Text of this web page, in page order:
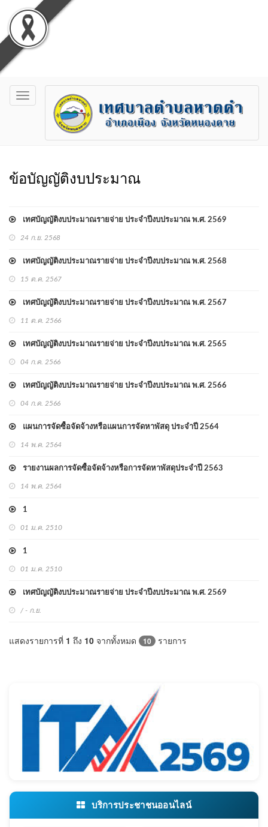
Toggle
navigation
ข้อบัญญัติงบประมาณ
เทศบัญญัติงบประมาณรายจ่าย ประจำปีงบประมาณ พ.ศ. 2569
24 ก.ย. 2568
เทศบัญญัติงบประมาณรายจ่าย ประจำปีงบประมาณ พ.ศ. 2568
15 ต.ค. 2567
เทศบัญญัติงบประมาณรายจ่าย ประจำปีงบประมาณ พ.ศ. 2567
11 ต.ค. 2566
เทศบัญญัติงบประมาณรายจ่าย ประจำปีงบประมาณ พ.ศ. 2565
04 ก.ค. 2566
เทศบัญญัติงบประมาณรายจ่าย ประจำปีงบประมาณ พ.ศ. 2566
04 ก.ค. 2566
แผนการจัดซื้อจัดจ้างหรือแผนการจัดหาพัสดุ ประจำปี 2564
14 พ.ค. 2564
รายงานผลการจัดซื้อจัดจ้างหรือการจัดหาพัสดุประจำปี 2563
14 พ.ค. 2564
1
01 ม.ค. 2510
1
01 ม.ค. 2510
เทศบัญญัติงบประมาณรายจ่าย ประจำปีงบประมาณ พ.ศ. 2569
/ - ก.ย.
แสดงรายการที่ 1 ถึง 10 จากทั้งหมด 10 รายการ
บริการประชาชนออนไลน์